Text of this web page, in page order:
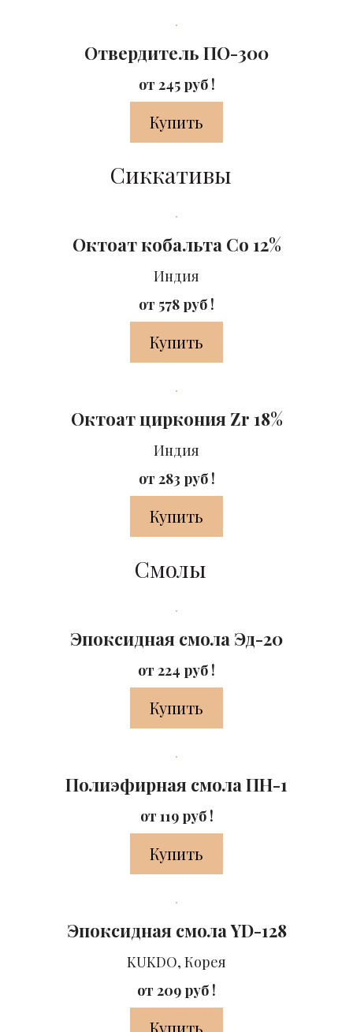
Отвердитель ПО-300
от 245 руб !
Купить
Сиккативы
Октоат кобальта Co 12%
Индия
от 578 руб !
Купить
Октоат циркония Zr 18%
Индия
от 283 руб !
Купить
Смолы
Эпоксидная смола Эд-20
от 224 руб !
Купить
Полиэфирная смола ПН-1
от 119 руб !
Купить
Эпоксидная смола YD-128
KUKDO, Корея
от 209 руб !
Купить